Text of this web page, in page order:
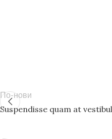
По-нови
Suspendisse quam at